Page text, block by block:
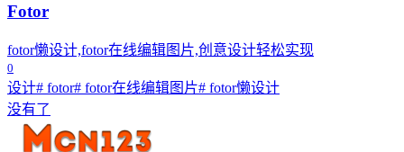
Fotor
fotor懒设计,fotor在线编辑图片,创意设计轻松实现
0
设计# fotor# fotor在线编辑图片# fotor懒设计
没有了